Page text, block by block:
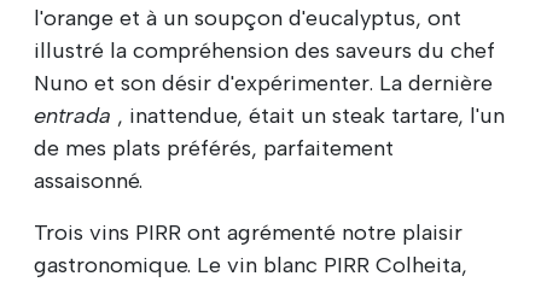
l'orange et à un soupçon d'eucalyptus, ont
illustré la compréhension des saveurs du chef
Nuno et son désir d'expérimenter. La dernière
entrada , inattendue, était un steak tartare, l'un
de mes plats préférés, parfaitement
assaisonné.
Trois vins PIRR ont agrémenté notre plaisir
gastronomique. Le vin blanc PIRR Colheita,